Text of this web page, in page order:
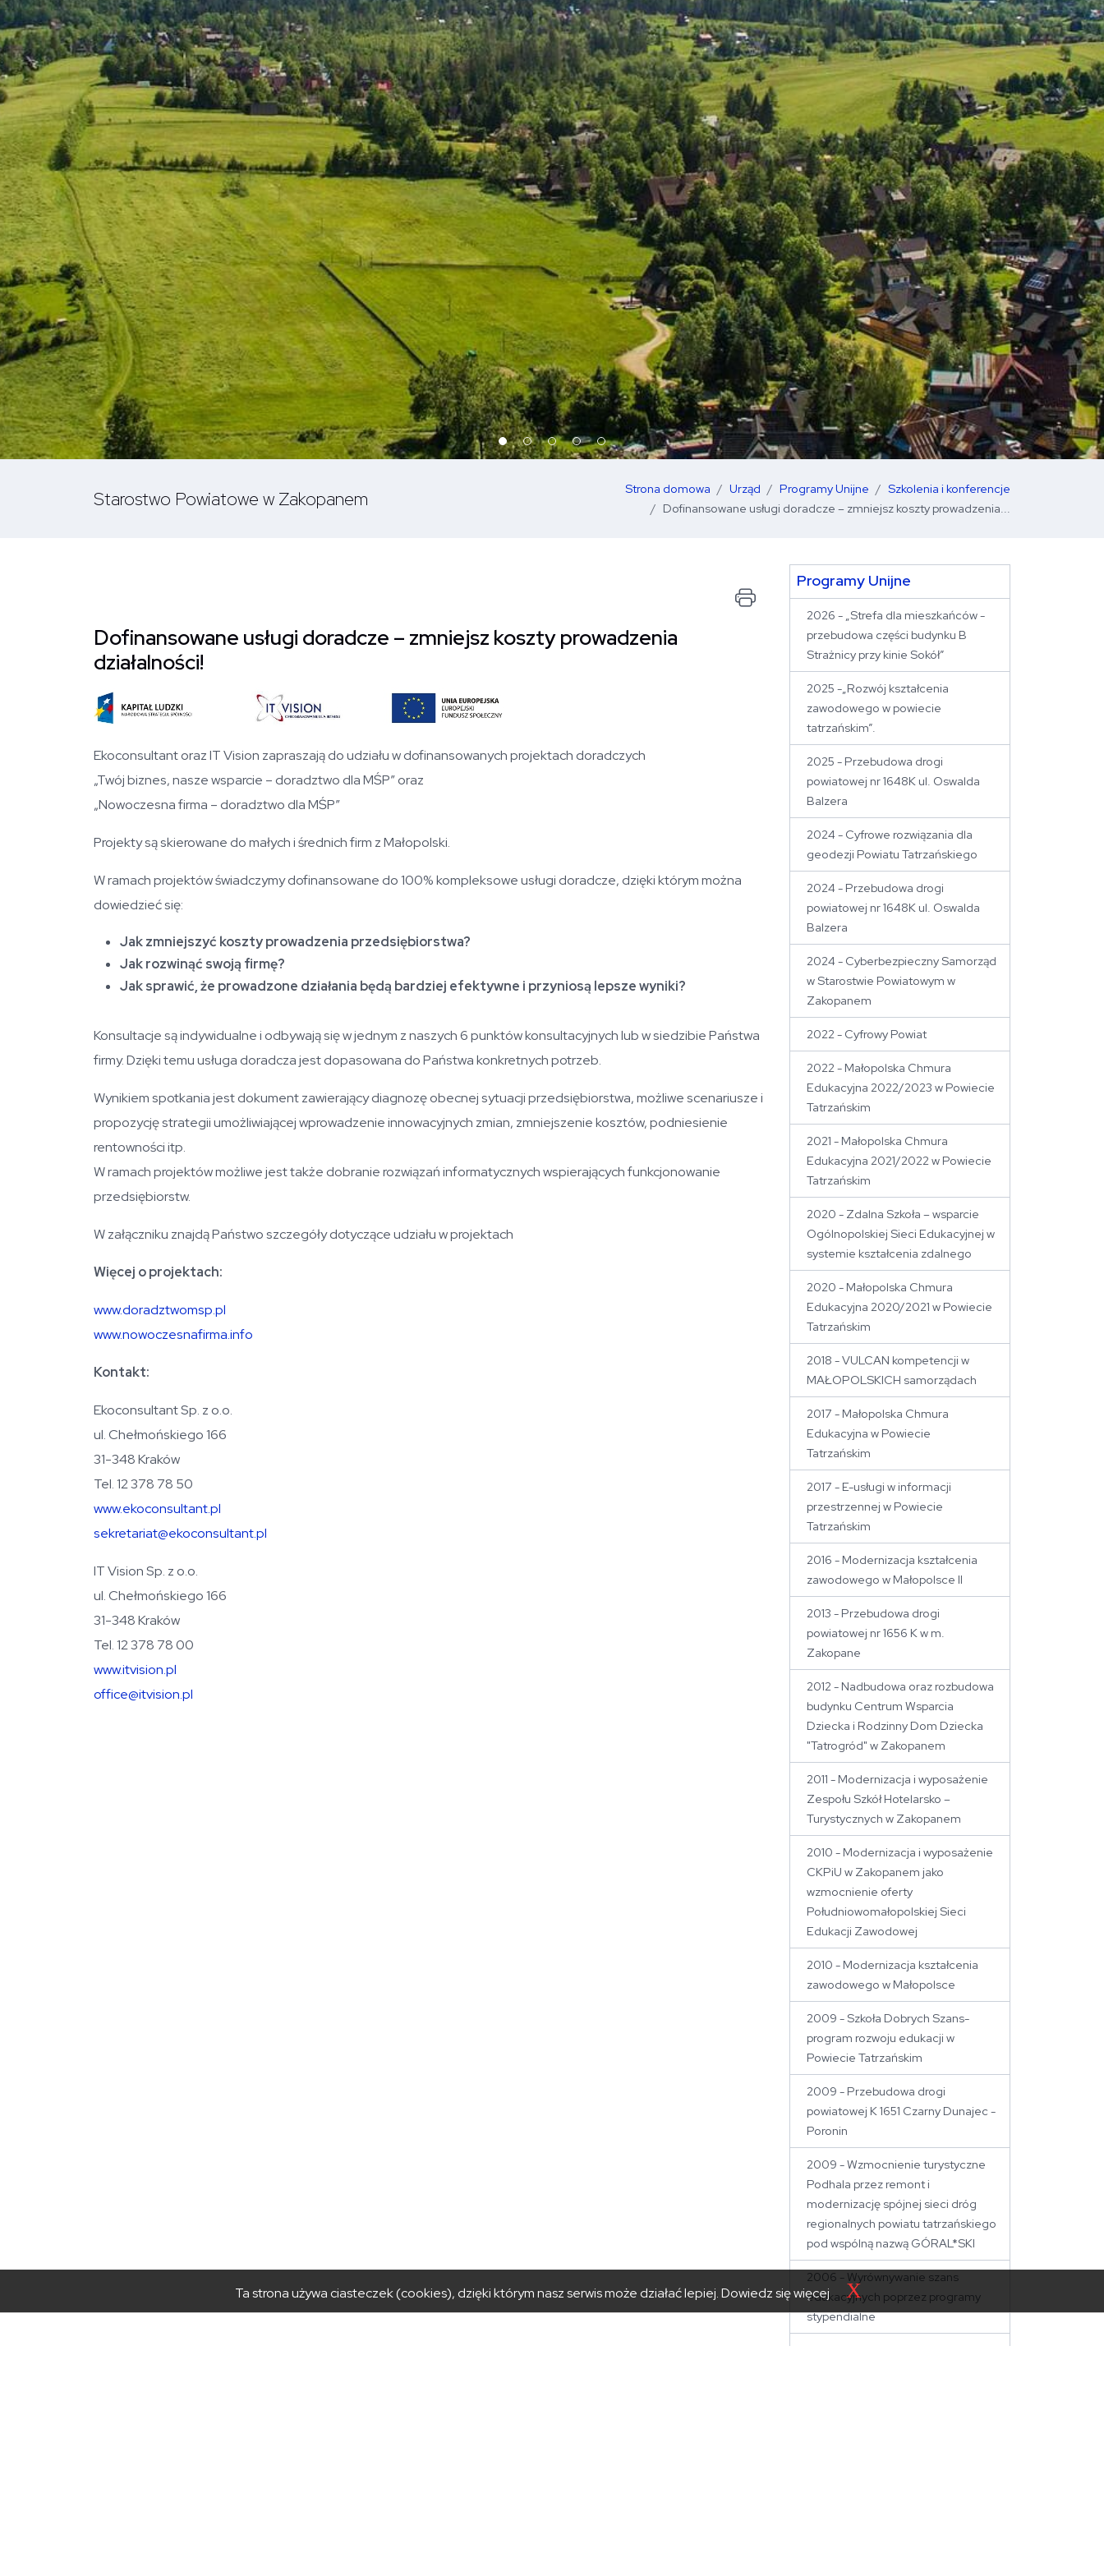
Starostwo Powiatowe w Zakopanem Strona domowa Urząd Programy Unijne
Szkolenia i konferencje
Dofinansowane usługi doradcze – zmniejsz koszty prowadzenia...
Drukuj stronę
Dofinansowane usługi doradcze – zmniejsz koszty prowadzenia
działalności!
Ekoconsultant oraz IT Vision zapraszają do udziału w dofinansowanych projektach doradczych
„Twój biznes, nasze wsparcie – doradztwo dla MŚP” oraz
„Nowoczesna firma – doradztwo dla MŚP”
Projekty są skierowane do małych i średnich firm z Małopolski.
W ramach projektów świadczymy dofinansowane do 100% kompleksowe usługi doradcze, dzięki którym można
dowiedzieć się:
Jak zmniejszyć koszty prowadzenia przedsiębiorstwa?
Jak rozwinąć swoją firmę?
Jak sprawić, że prowadzone działania będą bardziej efektywne i przyniosą lepsze wyniki?
Konsultacje są indywidualne i odbywają się w jednym z naszych 6 punktów konsultacyjnych lub w siedzibie Państwa
firmy. Dzięki temu usługa doradcza jest dopasowana do Państwa konkretnych potrzeb.
Wynikiem spotkania jest dokument zawierający diagnozę obecnej sytuacji przedsiębiorstwa, możliwe scenariusze i
propozycję strategii umożliwiającej wprowadzenie innowacyjnych zmian, zmniejszenie kosztów, podniesienie
rentowności itp.
W ramach projektów możliwe jest także dobranie rozwiązań informatycznych wspierających funkcjonowanie
przedsiębiorstw.
W załączniku znajdą Państwo szczegóły dotyczące udziału w projektach
Więcej o projektach:
www.doradztwomsp.pl
www.nowoczesnafirma.info
Kontakt:
Ekoconsultant Sp. z o.o.
ul. Chełmońskiego 166
31-348 Kraków
Tel. 12 378 78 50
www.ekoconsultant.pl
sekretariat@ekoconsultant.pl
IT Vision Sp. z o.o.
ul. Chełmońskiego 166
31-348 Kraków
Tel. 12 378 78 00
www.itvision.pl
office@itvision.pl
Programy Unijne
2026 - „Strefa dla mieszkańców -
przebudowa części budynku B
Strażnicy przy kinie Sokół”
2025 -„Rozwój kształcenia
zawodowego w powiecie
tatrzańskim”.
2025 - Przebudowa drogi
powiatowej nr 1648K ul. Oswalda
Balzera
2024 - Cyfrowe rozwiązania dla
geodezji Powiatu Tatrzańskiego
2024 - Przebudowa drogi
powiatowej nr 1648K ul. Oswalda
Balzera
2024 - Cyberbezpieczny Samorząd
w Starostwie Powiatowym w
Zakopanem
2022 - Cyfrowy Powiat
2022 - Małopolska Chmura
Edukacyjna 2022/2023 w Powiecie
Tatrzańskim
2021 - Małopolska Chmura
Edukacyjna 2021/2022 w Powiecie
Tatrzańskim
2020 - Zdalna Szkoła – wsparcie
Ogólnopolskiej Sieci Edukacyjnej w
systemie kształcenia zdalnego
2020 - Małopolska Chmura
Edukacyjna 2020/2021 w Powiecie
Tatrzańskim
2018 - VULCAN kompetencji w
MAŁOPOLSKICH samorządach
2017 - Małopolska Chmura
Edukacyjna w Powiecie
Tatrzańskim
2017 - E-usługi w informacji
przestrzennej w Powiecie
Tatrzańskim
2016 - Modernizacja kształcenia
zawodowego w Małopolsce II
2013 - Przebudowa drogi
powiatowej nr 1656 K w m.
Zakopane
2012 - Nadbudowa oraz rozbudowa
budynku Centrum Wsparcia
Dziecka i Rodzinny Dom Dziecka
"Tatrogród" w Zakopanem
2011 - Modernizacja i wyposażenie
Zespołu Szkół Hotelarsko –
Turystycznych w Zakopanem
2010 - Modernizacja i wyposażenie
CKPiU w Zakopanem jako
wzmocnienie oferty
Południowomałopolskiej Sieci
Edukacji Zawodowej
2010 - Modernizacja kształcenia
zawodowego w Małopolsce
2009 - Szkoła Dobrych Szans-
program rozwoju edukacji w
Powiecie Tatrzańskim
2009 - Przebudowa drogi
powiatowej K 1651 Czarny Dunajec -
Poronin
2009 - Wzmocnienie turystyczne
Podhala przez remont i
modernizację spójnej sieci dróg
regionalnych powiatu tatrzańskiego
pod wspólną nazwą GÓRAL*SKI
2006 - Wyrównywanie szans
edukacyjnych poprzez programy
stypendialne
Ta strona używa ciasteczek (cookies), dzięki którym nasz serwis może działać lepiej.Dowiedz się więcej X